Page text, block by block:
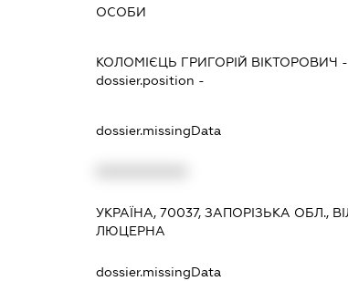
ОСОБИ
КОЛОМІЄЦЬ ГРИГОРІЙ ВІКТОРОВИЧ -
dossier.position -
dossier.missingData
УКРАЇНА, 70037, ЗАПОРІЗЬКА ОБЛ.,
ЛЮЦЕРНА
dossier.missingData